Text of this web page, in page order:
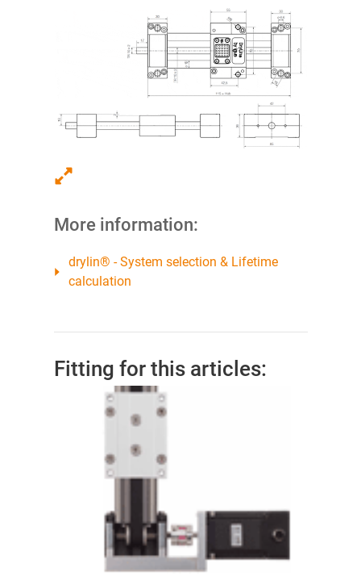
More information:
drylin® - System selection & Lifetime
calculation
Fitting for this articles: